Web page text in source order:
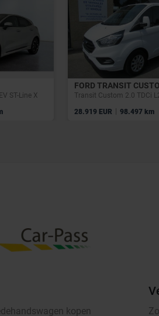
ST-Line X
FORD TRANSIT
28.919 EUR | 98.497 km
kopen